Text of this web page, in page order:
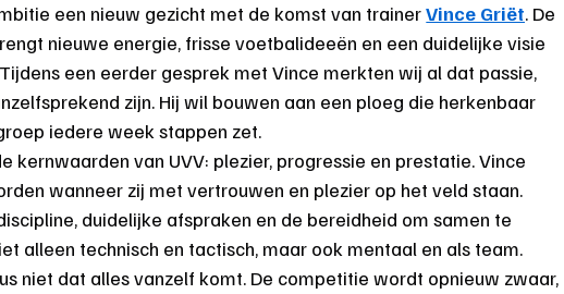
een nieuw gezicht met de komst van trainer Vince Griët. De
nieuwe energie, frisse voetbalideeën en een duidelijke visie
een eerder gesprek met Vince merkten wij al dat passie,
zijn. Hij wil bouwen aan een ploeg die herkenbaar
iedere week stappen zet.
kernwaarden van UVV: plezier, progressie en prestatie. Vince
wanneer zij met vertrouwen en plezier op het veld staan.
duidelijke afspraken en de bereidheid om samen te
alleen technisch en tactisch, maar ook mentaal en als team.
niet dat alles vanzelf komt. De competitie wordt opnieuw zwaar,